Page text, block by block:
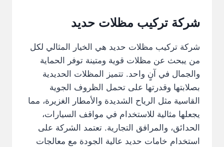
شركة تركيب مظلات حديد
شركة تركيب مظلات حديد هي الخيار المثالي لكل
من يبحث عن مظلات قوية ومتينة توفر الحماية
والجمال في آنٍ واحد. تتميز المظلات الحديدية
بصلابتها وقدرتها على تحمل الظروف الجوية
القاسية مثل الرياح الشديدة والأمطار الغزيرة، مما
يجعلها مثالية للاستخدام في مواقف السيارات،
الحدائق، والمرافق التجارية. تعتمد الشركة على
استخدام خامات حديد عالية الجودة مع معالجات